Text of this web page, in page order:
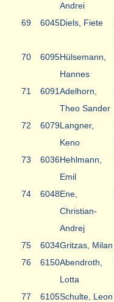
Andrei
69 6045Diels, Fiete
70 6095Hülsemann,
Hannes
71 6091Adelhorn,
Theo Sander
72 6079Langner,
Keno
73 6036Hehlmann,
Emil
74 6048Ene,
Christian-
Andrej
75 6034Gritzas, Milan
76
6150Abendroth,
Lotta
77 6105Schulte, Leon